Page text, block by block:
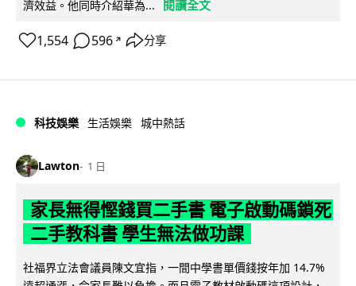
濟效益。他同時介紹華為...
閱讀全文
1,554 596 ↗ 分享
科技娛樂 生活娛樂 城中熱話
Lawton 1 日
家長無得慳錢買二手書 電子啟動碼鎖死
二手教科書 學生無法做功課
社福界立法會議員陳文宜指，一間中學書單價錢按年加 14.7%